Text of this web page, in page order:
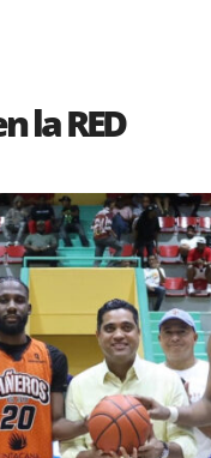
la RED